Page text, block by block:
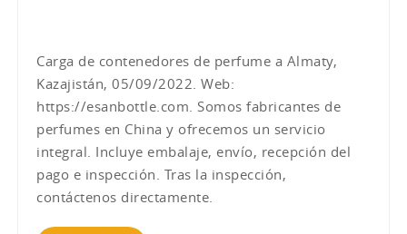
Carga de contenedores de perfume a Almaty,
Kazajistán, 05/09/2022. Web:
https://esanbottle.com. Somos fabricantes de
perfumes en China y ofrecemos un servicio
integral. Incluye embalaje, envío, recepción del
pago e inspección. Tras la inspección,
contáctenos directamente.